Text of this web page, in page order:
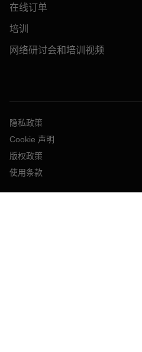
在线订单
培训
网络研讨会和培训视频
隐私政策
Cookie 声明
版权政策
使用条款